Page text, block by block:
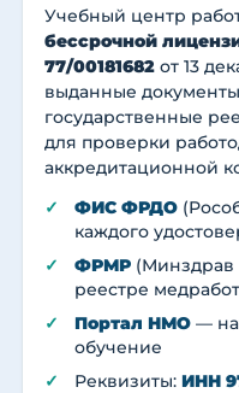
Учебный центр
бессрочной
77/00181682 от 13
выданные
государственные
для проверки
аккредитационной
ФИС ФРДО
каждого
ФРМР (Минздрав
реестре
Портал НМО —
обучение
Реквизиты: ИНН